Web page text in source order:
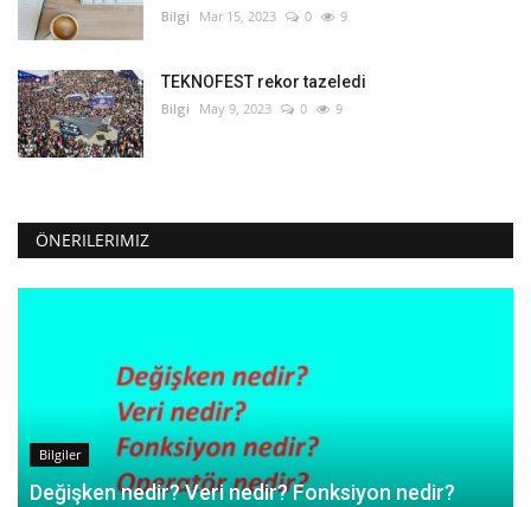
Bilgi Mar 15, 2023 0 9
TEKNOFEST rekor tazeledi
Bilgi May 9, 2023 0 9
ÖNERILERIMIZ
Bilgiler
Değişken nedir? Veri nedir? Fonksiyon nedir?